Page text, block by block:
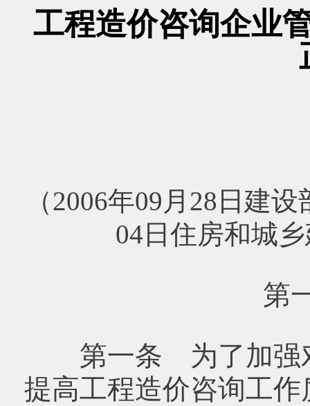
工程造价咨询企业
（2006年09月28日建
04日住房和城
第
第一条 为了加强对
提高工程造价咨询工